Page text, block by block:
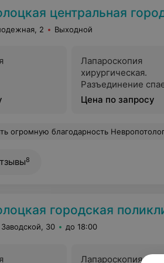
центральная
2 Выходной
Лапароскопия
хирургическая.
Разъединение
эндотрахеальным
Цена по запросу
Светлана Николаевна, это врач от бога, золотой врач и понимающий очень помогла моей маме и мне, всегда выслушает и очень человечная и добрая, побольше бы таких врачей,
8
городская
30 до 18:00
Лапароскопия